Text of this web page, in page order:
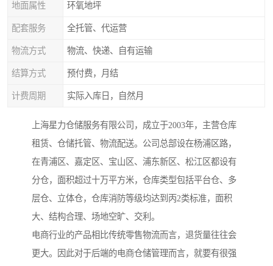
地面属性 环氧地坪
配套服务 全托管、代运营
物流方式 物流、快递、自有运输
结算方式 预付费，月结
计费周期 实际入库日，自然月
上海星力仓储服务有限公司，成立于2003年，主营仓库
租赁、仓储托管、物流配送。公司总部设在杨浦区路，
在青浦区、嘉定区、宝山区、浦东新区、松江区都设有
分仓，面积超过十万平方米，仓库类型包括平台仓、多
层仓、立体仓，仓库消防等级均达到丙2类标准，面积
大、结构合理、场地空旷、交利。
电商行业的产品相比传统零售物流而言，退货量往往会
更大。因此对于后端的电商仓储管理而言，就要有很强